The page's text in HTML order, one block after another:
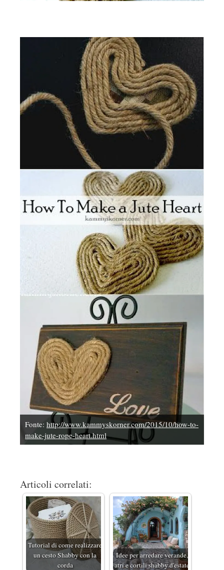
Fonte: http://www.kammyskorner.com/2015/10/how-to-
make-jute-rope-heart.html
Articoli correlati:
Tutorial di come realizzare
un cesto Shabby con la
corda
Idee per arredare verande,
atri e cortili shabby d'estate